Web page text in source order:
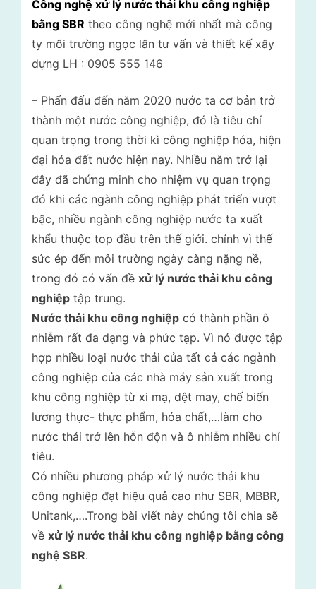
i
t
r
ờ
n
g
N
g
ọ
c
L
â
lý
rác
–
Tư
môi
trường
Công nghệ xử lý nước thải khu công nghiệp
bằng SBR theo công nghệ mới nhất mà công
ty môi trường ngọc lân tư vấn và thiết kế xây
dựng LH : 0905 555 146
– Phấn đấu đến năm 2020 nước ta cơ bản trở
thành một nước công nghiệp, đó là tiêu chí
quan trọng trong thời kì công nghiệp hóa, hiện
đại hóa đất nước hiện nay. Nhiều năm trở lại
đây đã chứng minh cho nhiệm vụ quan trọng
đó khi các ngành công nghiệp phát triển vượt
bậc, nhiều ngành công nghiệp nước ta xuất
khẩu thuộc top đầu trên thế giới. chính vì thế
sức ép đến môi trường ngày càng nặng nề,
trong đó có vấn đề xử lý nước thải khu công
nghiệp tập trung.
Nước thải khu công nghiệp có thành phần ô
nhiễm rất đa dạng và phức tạp. Vì nó được tập
hợp nhiều loại nước thải của tất cả các ngành
công nghiệp của các nhà máy sản xuất trong
khu công nghiệp từ xi mạ, dệt may, chế biến
lương thực- thực phẩm, hóa chất,…làm cho
nước thải trở lên hỗn độn và ô nhiễm nhiều chỉ
tiêu.
Có nhiều phương pháp xử lý nước thải khu
công nghiệp đạt hiệu quả cao như SBR, MBBR,
Unitank,….Trong bài viết này chúng tôi chia sẽ
về xử lý nước thải khu công nghiệp bằng công
nghệ SBR.